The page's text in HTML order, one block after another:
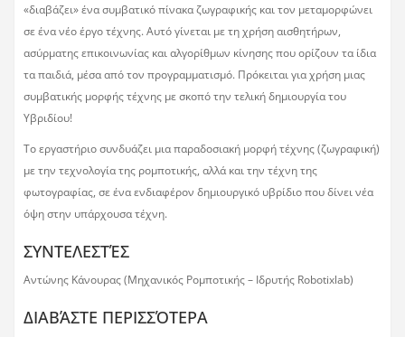
«διαβάζει» ένα συμβατικό πίνακα ζωγραφικής και τον μεταμορφώνει
σε ένα νέο έργο τέχνης. Αυτό γίνεται με τη χρήση αισθητήρων,
ασύρματης επικοινωνίας και αλγορίθμων κίνησης που ορίζουν τα ίδια
τα παιδιά, μέσα από τον προγραμματισμό. Πρόκειται για χρήση μιας
συμβατικής μορφής τέχνης με σκοπό την τελική δημιουργία του
Υβριδίου!
Το εργαστήριο συνδυάζει μια παραδοσιακή μορφή τέχνης (ζωγραφική)
με την τεχνολογία της ρομποτικής, αλλά και την τέχνη της
φωτογραφίας, σε ένα ενδιαφέρον δημιουργικό υβρίδιο που δίνει νέα
όψη στην υπάρχουσα τέχνη.
ΣΥΝΤΕΛΕΣΤΈΣ
Αντώνης Κάνουρας (Μηχανικός Ρομποτικής – Ιδρυτής Robotixlab)
ΔΙΑΒΆΣΤΕ ΠΕΡΙΣΣΌΤΕΡΑ